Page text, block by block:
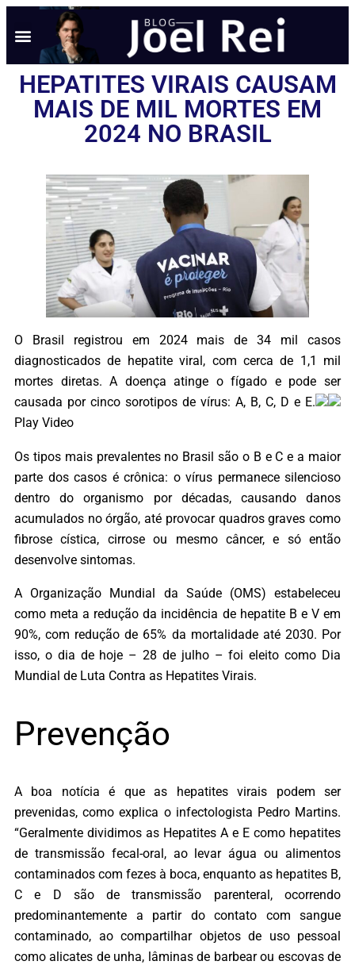
HEPATITES VIRAIS CAUSAM
MAIS DE MIL MORTES EM
2024 NO BRASIL
O Brasil registrou em 2024 mais de 34 mil casos
diagnosticados de hepatite viral, com cerca de 1,1 mil
mortes diretas. A doença atinge o fígado e pode ser
causada por cinco sorotipos de vírus: A, B, C, D e E.
Play Video
Os tipos mais prevalentes no Brasil são o B e C e a maior
parte dos casos é crônica: o vírus permanece silencioso
dentro do organismo por décadas, causando danos
acumulados no órgão, até provocar quadros graves como
fibrose cística, cirrose ou mesmo câncer, e só então
desenvolve sintomas.
A Organização Mundial da Saúde (OMS) estabeleceu
como meta a redução da incidência de hepatite B e V em
90%, com redução de 65% da mortalidade até 2030. Por
isso, o dia de hoje – 28 de julho – foi eleito como Dia
Mundial de Luta Contra as Hepatites Virais.
Prevenção
A boa notícia é que as hepatites virais podem ser
prevenidas, como explica o infectologista Pedro Martins.
“Geralmente dividimos as Hepatites A e E como hepatites
de transmissão fecal-oral, ao levar água ou alimentos
contaminados com fezes à boca, enquanto as hepatites B,
C e D são de transmissão parenteral, ocorrendo
predominantemente a partir do contato com sangue
contaminado, ao compartilhar objetos de uso pessoal
como alicates de unha, lâminas de barbear ou escovas de